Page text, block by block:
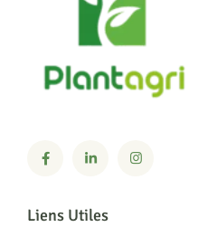
Liens Utiles